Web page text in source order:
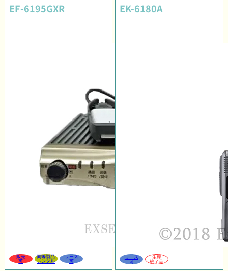
EF-6195GXR
販売
可
同等製品
レンタル
リース
可
EK-6180A
リース
可
生産
終了品